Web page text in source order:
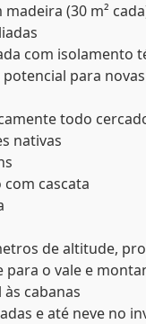
(30 m²
com isolamento
para
todo
nativas
cascata
de altitude,
para o vale e
cabanas
e até neve no